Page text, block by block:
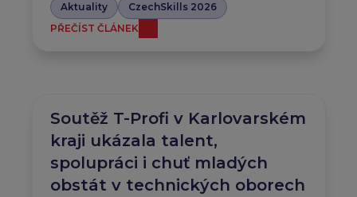
Aktuality
CzechSkills 2026
PŘEČÍST ČLÁNEK
Soutěž T-Profi v Karlovarském
kraji ukázala talent,
spolupráci i chuť mladých
obstát v technických oborech